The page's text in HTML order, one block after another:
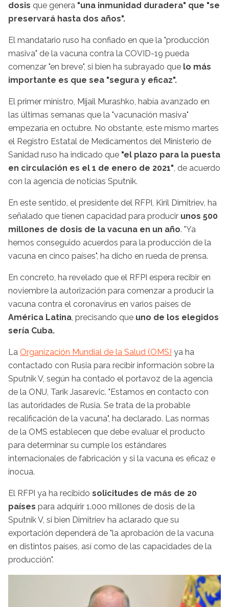
dosis que genera "una inmunidad duradera" que "se
preservará hasta dos años".
El mandatario ruso ha confiado en que la "producción
masiva" de la vacuna contra la COVID-19 pueda
comenzar "en breve", si bien ha subrayado que lo más
importante es que sea "segura y eficaz".
El primer ministro, Mijail Murashko, había avanzado en
las últimas semanas que la "vacunación masiva"
empezaría en octubre. No obstante, este mismo martes
el Registro Estatal de Medicamentos del Ministerio de
Sanidad ruso ha indicado que "el plazo para la puesta
en circulación es el 1 de enero de 2021", de acuerdo
con la agencia de noticias Sputnik.
En este sentido, el presidente del RFPI, Kiril Dimitriev, ha
señalado que tienen capacidad para producir unos 500
millones de dosis de la vacuna en un año. "Ya
hemos conseguido acuerdos para la producción de la
vacuna en cinco países", ha dicho en rueda de prensa.
En concreto, ha revelado que el RFPI espera recibir en
noviembre la autorización para comenzar a producir la
vacuna contra el coronavirus en varios países de
América Latina, precisando que uno de los elegidos
sería Cuba.
La Organización Mundial de la Salud (OMS) ya ha
contactado con Rusia para recibir información sobre la
Sputnik V, según ha contado el portavoz de la agencia
de la ONU, Tarik Jasarevic. "Estamos en contacto con
las autoridades de Rusia. Se trata de la probable
recalificación de la vacuna", ha declarado. Las normas
de la OMS establecen que debe evaluar el producto
para determinar su cumple los estándares
internacionales de fabricación y si la vacuna es eficaz e
inocua.
El RFPI ya ha recibido solicitudes de más de 20
países para adquirir 1.000 millones de dosis de la
Sputnik V, si bien Dimitriev ha aclarado que su
exportación dependerá de "la aprobación de la vacuna
en distintos países, así como de las capacidades de la
producción".